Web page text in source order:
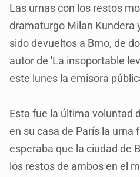
Las urnas con los restos
dramaturgo Milan Kundera
sido devueltos a Brno, de
autor de 'La insoportable
este lunes la emisora
Esta fue la última voluntad
en su casa de París la urna
esperaba que la ciudad de
los restos de ambos en el